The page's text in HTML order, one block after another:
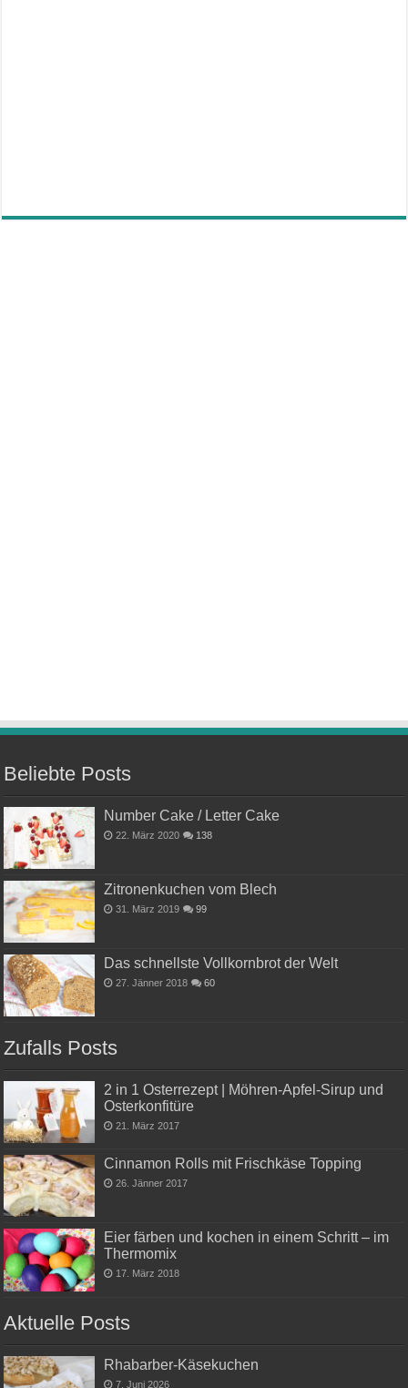
Beliebte Posts
Number Cake / Letter Cake
22. März 2020 138
Zitronenkuchen vom Blech
31. März 2019 99
Das schnellste Vollkornbrot der Welt
27. Jänner 2018 60
Zufalls Posts
2 in 1 Osterrezept | Möhren-Apfel-Sirup und
Osterkonfitüre
21. März 2017
Cinnamon Rolls mit Frischkäse Topping
26. Jänner 2017
Eier färben und kochen in einem Schritt – im
Thermomix
17. März 2018
Aktuelle Posts
Rhabarber-Käsekuchen
7. Juni 2026